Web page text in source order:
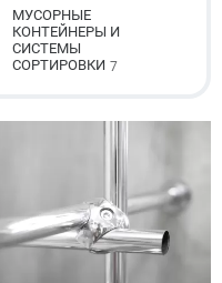
МУСОРНЫЕ
КОНТЕЙНЕРЫ И
СИСТЕМЫ
СОРТИРОВКИ 7